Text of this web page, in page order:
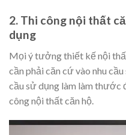
2. Thi công nội thất
dụng
Mọi ý tưởng thiết kế nội
cần phải căn cứ vào nhu
cầu sử dụng làm làm thước
công nội thất căn hộ.